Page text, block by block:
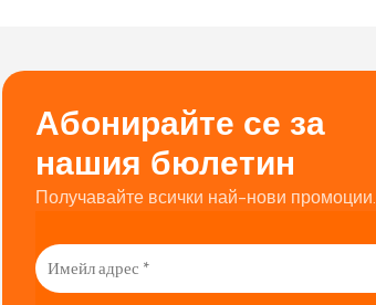
Абонирайте се за
нашия бюлетин
Получавайте всички най-нови промоции.